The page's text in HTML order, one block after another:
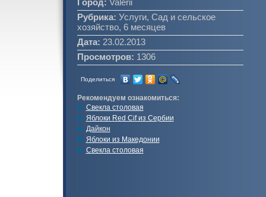
Город: Valerii
Рубрика: Услуги, Сад и сельское
хозяйство, 6 месяцев
Дата: 23.02.2013
Просмотров: 1306
Поделиться
Рекомендуем ознакомиться:
Свекла столовая
Яблоки Red Cif из Сербии
Дайкон
Яблоки из Македонии
Свекла столовая